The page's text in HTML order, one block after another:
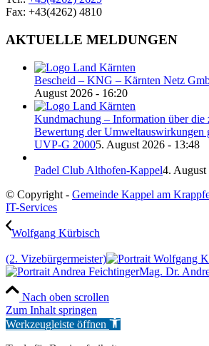
Fax: +43(4262) 4810
AKTUELLE MELDUNGEN
Bescheid – KNG – Kärnten Netz
August 2026 - 16:20
Kundmachung – Information über die
Bewertung der Umweltauswirkungen
UVP-G 20005. August 2026 - 13:48
Padel Club Althofen-Kappel4. August
© Copyright - Gemeinde Kappel am
IT-Services
Wolfgang Kürbisch
(2. Vizebürgermeister)
Mag. Dr.
Nach oben scrollen
Zum Inhalt springen
Werkzeugleiste öffnen